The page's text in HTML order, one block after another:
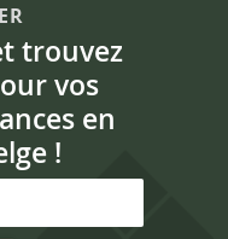
trouvez
vos
en
!